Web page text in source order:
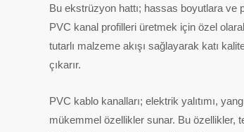
Bu ekstrüzyon hattı; hassas boyutlara
PVC kanal profilleri üretmek için özel
tutarlı malzeme akışı sağlayarak katı
çıkarır.
PVC kablo kanalları; elektrik yalıtımı,
mükemmel özellikler sunar. Bu özellikler,